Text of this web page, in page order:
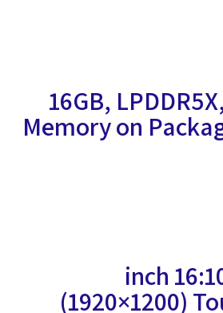
16GB,
Memory on
14.0-inch
(1920×1200)